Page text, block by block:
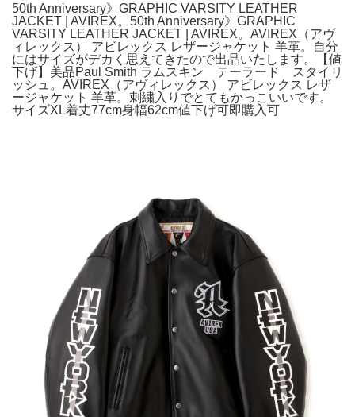
50th Anniversary》GRAPHIC VARSITY LEATHER
JACKET | AVIREX。50th Anniversary》GRAPHIC
VARSITY LEATHER JACKET | AVIREX。AVIREX（アヴ
ィレックス） アビレックス レザージャケット 羊革。自分
にはサイズがデカく思えてきたので出品いたします。【値
下げ】美品Paul Smith ラムスキン テーラード スタイリ
ッシュ。AVIREX（アヴィレックス） アビレックス レザ
ージャケット 羊革。刺繍入りでとてもかっこいいです。
サイズXL着丈77cm身幅62cm値下げ可即購入可